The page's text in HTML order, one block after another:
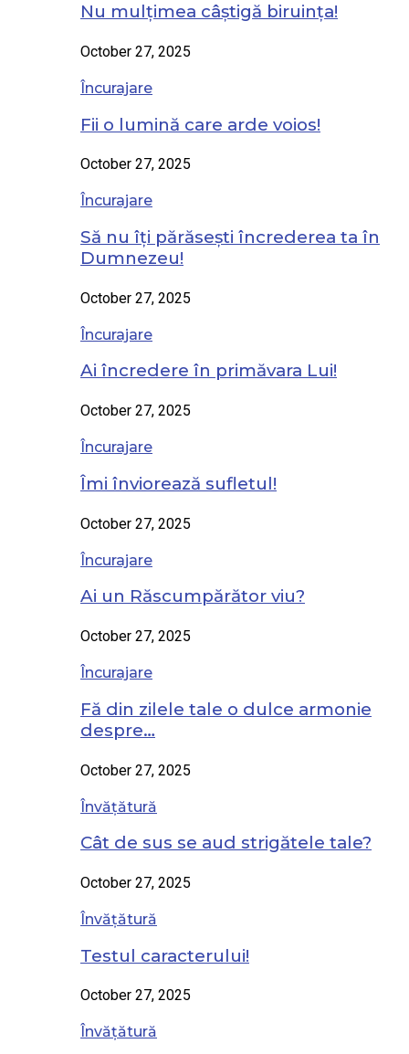
Nu mulțimea câștigă biruința!
October 27, 2025
Încurajare
Fii o lumină care arde voios!
October 27, 2025
Încurajare
Să nu îți părăsești încrederea ta în
Dumnezeu!
October 27, 2025
Încurajare
Ai încredere în primăvara Lui!
October 27, 2025
Încurajare
Îmi înviorează sufletul!
October 27, 2025
Încurajare
Ai un Răscumpărător viu?
October 27, 2025
Încurajare
Fă din zilele tale o dulce armonie
despre…
October 27, 2025
Învățătură
Cât de sus se aud strigătele tale?
October 27, 2025
Învățătură
Testul caracterului!
October 27, 2025
Învățătură